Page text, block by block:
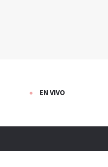
EN VIVO